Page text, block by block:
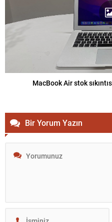
MacBook Air stok
Bir Yorum Yazın